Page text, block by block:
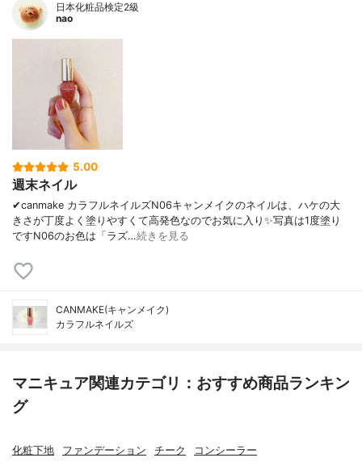
日本化粧品検定2級
nao
5.00
週末ネイル
✔canmake カラフルネイルズN06キャンメイクのネイルは、ハケの大
きさが丁度よく塗りやすくて高発色なのでお気に入り✨写真は1度塗り
ですN06のお色は「ラズ…続きを見る
CANMAKE(キャンメイク)
カラフルネイルズ
マニキュア関連カテゴリ：おすすめ商品ランキン
グ
化粧下地 ファンデーション チーク コンシーラー